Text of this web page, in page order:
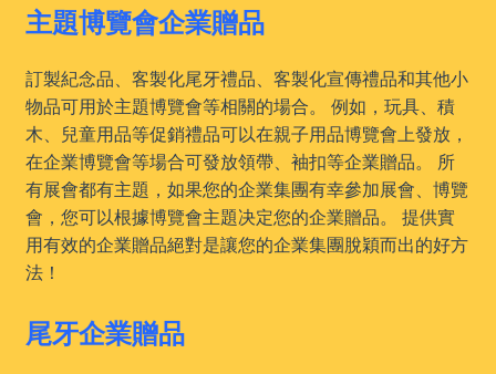
主題博覽會企業贈品
訂製紀念品、客製化尾牙禮品、客製化宣傳禮品和其他小
物品可用於主題博覽會等相關的場合。 例如，玩具、積
木、兒童用品等促銷禮品可以在親子用品博覽會上發放，
在企業博覽會等場合可發放領帶、袖扣等企業贈品。 所
有展會都有主題，如果您的企業集團有幸參加展會、博覽
會，您可以根據博覽會主題决定您的企業贈品。 提供實
用有效的企業贈品絕對是讓您的企業集團脫穎而出的好方
法！
尾牙企業贈品